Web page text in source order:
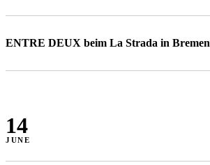
ENTRE DEUX beim La Strada in Bremen
14
JUNE